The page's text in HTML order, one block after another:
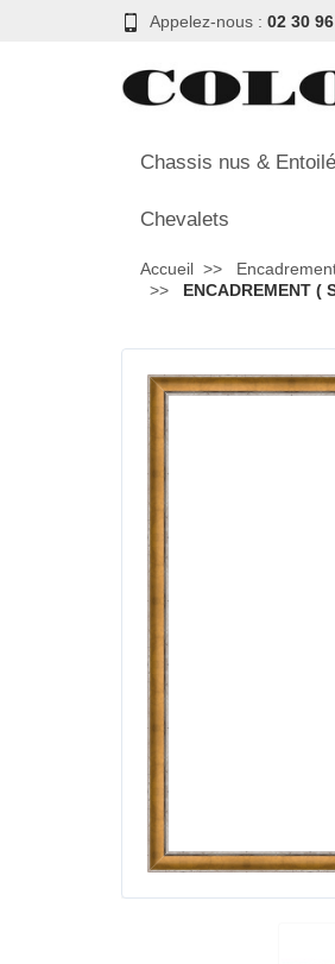
Appelez-nous : 02 30
Chassis nus &
Chevalets
Accueil
ENCADREMENT (